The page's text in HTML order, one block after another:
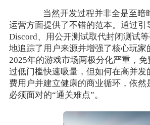
当然开发过程并非全是至暗
运营方面提供了不错的范本。通过引
Discord、用公开测试取代封闭测试
地追踪了用户来源并增强了核心玩家
2025年的游戏市场两极分化严重，
过低门槛快速吸量，但如何在高并发
费用户并建立健康的商业循环，依然
必须面对的“通关难点”。